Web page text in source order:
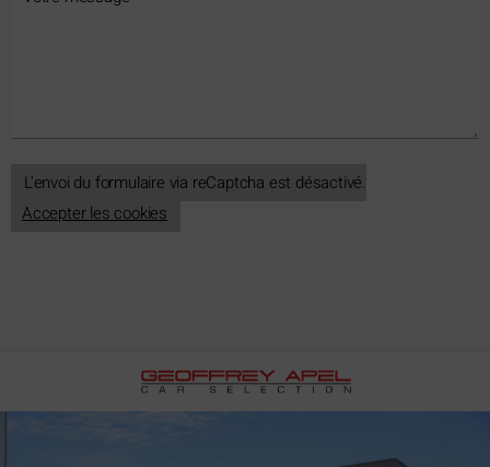
L'envoi du formulaire via reCaptcha est désactivé.
Accepter les cookies